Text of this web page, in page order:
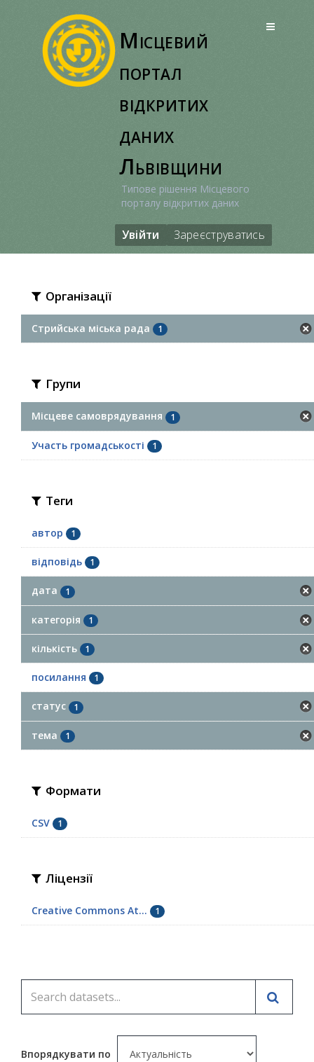
Місцевий
портал
відкритих
даних
Львівщини
Типове рішення Місцевого
порталу відкритих даних
Увійти Зареєструватись
Організації
Стрийська міська рада 1
Групи
Місцеве самоврядування 1
Участь громадськості 1
Теги
автор 1
відповідь 1
дата 1
категорія 1
кількість 1
посилання 1
статус 1
тема 1
Формати
CSV 1
Ліцензії
Creative Commons At... 1
Впорядкувати по